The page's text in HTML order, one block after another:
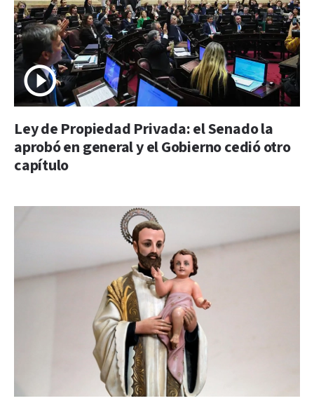
Ley de Propiedad Privada: el Senado la
aprobó en general y el Gobierno cedió otro
capítulo